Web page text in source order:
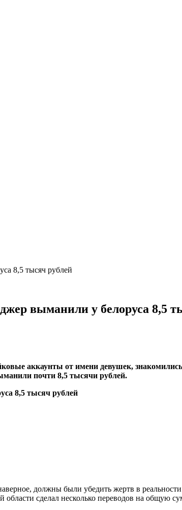
8,5 тысяч рублей
выманили у белоруса 8,5
аккаунты от имени девушек,
почти 8,5 тысячи рублей.
должны были убедить жертв в
сделал несколько переводов на общую